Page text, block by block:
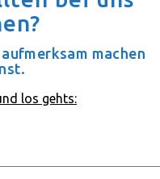
machen
los gehts: